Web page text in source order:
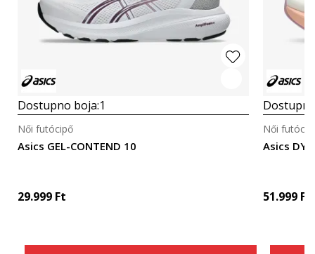
Dostupno boja:1
Asics GEL-CONTEND 10
Női futócipő
29.999 Ft
Asics
Női
51.999 Ft